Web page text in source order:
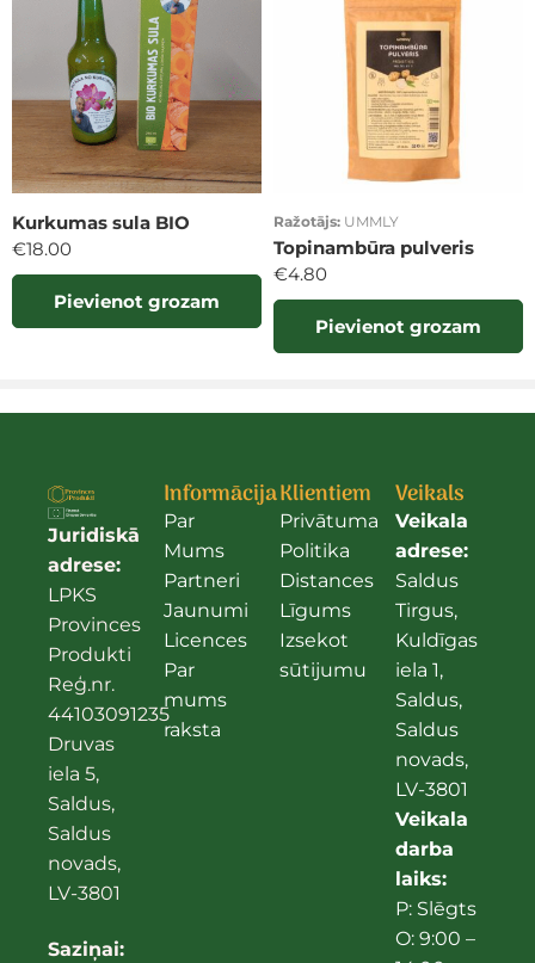
Kurkumas sula BIO
€18.00
Pievienot grozam
Ražotājs: UMMLY
Topinambūra pulveris
€4.80
Pievienot grozam
Juridiskā
adrese:
LPKS
Provinces
Produkti
Reģ.nr.
44103091235
Druvas
iela 5,
Saldus,
Saldus
novads,
LV-3801
Saziņai:
Informācija
Par
Mums
Partneri
Jaunumi
Licences
Par
mums
raksta
Klientiem
Privātuma
Politika
Distances
Līgums
Izsekot
sūtijumu
Veikals
Veikala
adrese:
Saldus
Tirgus,
Kuldīgas
iela 1,
Saldus,
Saldus
novads,
LV-3801
Veikala
darba
laiks:
P: Slēgts
O: 9:00 –